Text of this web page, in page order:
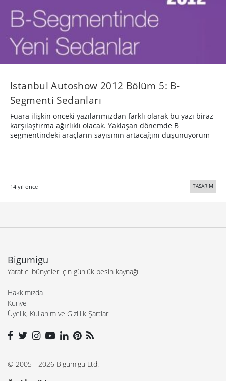
Istanbul Autoshow 2012 Bölüm 5: B-
Segmenti Sedanları
Fuara ilişkin önceki yazılarımızdan farklı olarak bu yazı biraz
karşılaştırma ağırlıklı olacak. Yaklaşan dönemde B
segmentindeki araçların sayısının artacağını düşünüyorum
14 yıl önce TASARIM
Bigumigu
Yaratıcı bünyeler için günlük besin kaynağı
Hakkımızda
Künye
Üyelik, Kullanım ve Gizlilik Şartları
© 2005 - 2026 Bigumigu Ltd.